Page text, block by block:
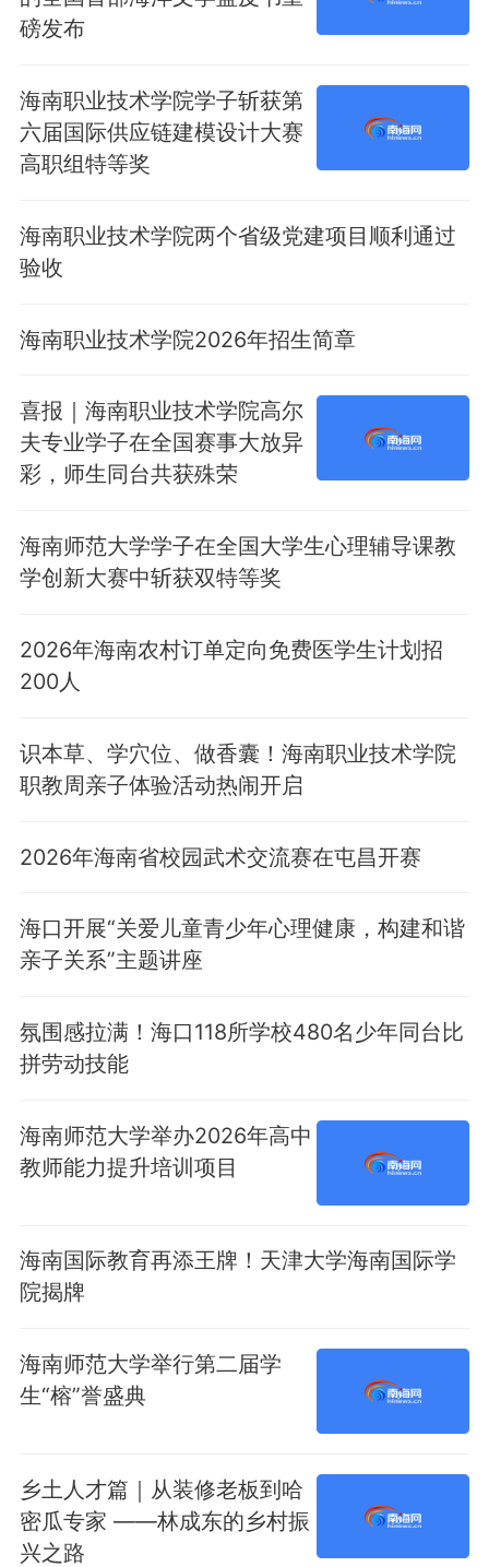
磅发布
海南职业技术学院学子斩获第
六届国际供应链建模设计大赛
高职组特等奖
海南职业技术学院两个省级党建项目顺利通过
验收
海南职业技术学院2026年招生简章
喜报｜海南职业技术学院高尔
夫专业学子在全国赛事大放异
彩，师生同台共获殊荣
海南师范大学学子在全国大学生心理辅导课教
学创新大赛中斩获双特等奖
2026年海南农村订单定向免费医学生计划招
200人
识本草、学穴位、做香囊！海南职业技术学院
职教周亲子体验活动热闹开启
2026年海南省校园武术交流赛在屯昌开赛
海口开展“关爱儿童青少年心理健康，构建和谐
亲子关系”主题讲座
氛围感拉满！海口118所学校480名少年同台比
拼劳动技能
海南师范大学举办2026年高中
教师能力提升培训项目
海南国际教育再添王牌！天津大学海南国际学
院揭牌
海南师范大学举行第二届学
生“榕”誉盛典
乡土人才篇｜从装修老板到哈
密瓜专家 ——林成东的乡村振
兴之路